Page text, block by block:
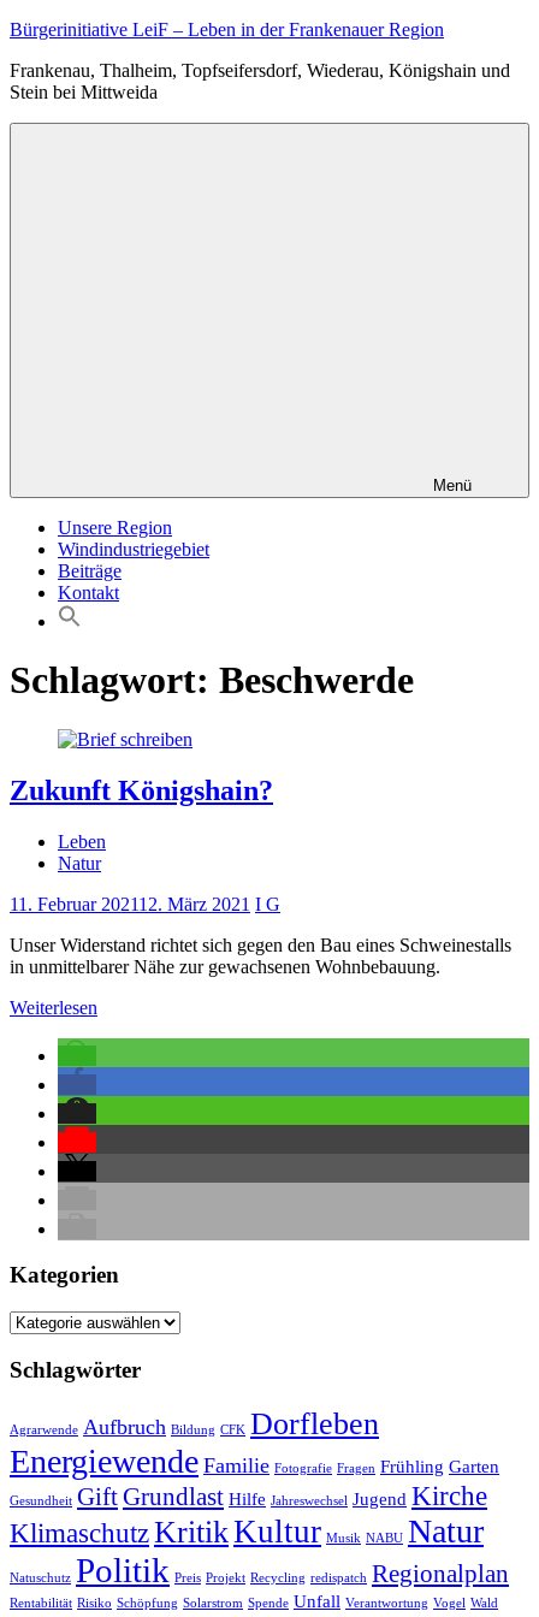
Zum
springen
Bürgerinitiative LeiF – Leben in der Frankenauer Region
Frankenau, Thalheim, Topfseifersdorf, Wiederau, Königshain und
Stein bei Mittweida
Menü
Unsere Region
Windindustriegebiet
Beiträge
Kontakt
Schlagwort: Beschwerde
Zukunft Königshain?
Leben
Natur
11. Februar 202112. März 2021 I G
Unser Widerstand richtet sich gegen den Bau eines Schweinestalls
in unmittelbarer Nähe zur gewachsenen Wohnbebauung.
Weiterlesen
Kategorien
Kategorien
Schlagwörter
Agrarwende Aufbruch Bildung CFK Dorfleben
Energiewende Familie Fotografie Fragen Frühling Garten
Gesundheit GiftGrundlast Hilfe Jahreswechsel Jugend Kirche
KlimaschutzKritikKultur Musik NABU Natur
Natuschutz Politik Preis Projekt Recycling redispatch Regionalplan
Rentabilität Risiko Schöpfung Solarstrom Spende Unfall Verantwortung Vogel Wald